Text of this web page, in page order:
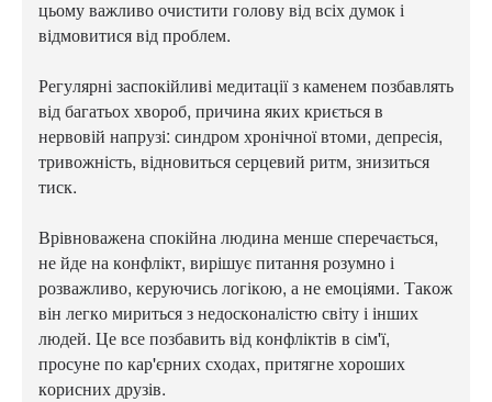
цьому важливо очистити голову від всіх думок і
відмовитися від проблем.
Регулярні заспокійливі медитації з каменем позбавлять
від багатьох хвороб, причина яких криється в
нервовій напрузі: синдром хронічної втоми, депресія,
тривожність, відновиться серцевий ритм, знизиться
тиск.
Врівноважена спокійна людина менше сперечається,
не йде на конфлікт, вирішує питання розумно і
розважливо, керуючись логікою, а не емоціями. Також
він легко мириться з недосконалістю світу і інших
людей. Це все позбавить від конфліктів в сім'ї,
просуне по кар'єрних сходах, притягне хороших
корисних друзів.